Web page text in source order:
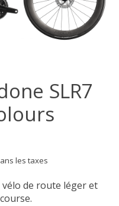
SLR7
les taxes
vélo de route léger et